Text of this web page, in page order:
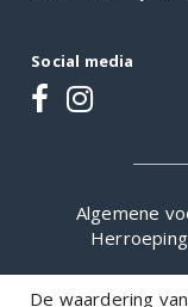
Social media
Algemene
De waardering